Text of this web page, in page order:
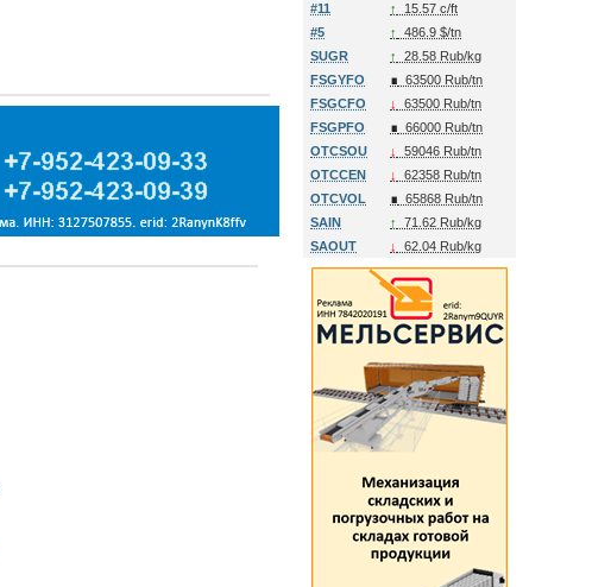
#11
↑
15.57 c/ft
#5
↑
486.9 $/tn
SUGR
↑
28.58 Rub/kg
FSGYFO
∎ 63500 Rub/tn
FSGCFO
↓
63500 Rub/tn
FSGPFO
∎ 66000 Rub/tn
OTCSOU
↓
59046 Rub/tn
OTCCEN
↓
62358 Rub/tn
OTCVOL
∎ 65868 Rub/tn
SAIN
↑
71.62 Rub/kg
SAOUT
↓ 62.04 Rub/kg